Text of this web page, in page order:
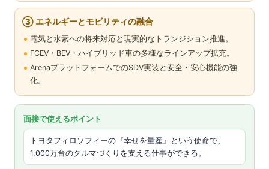
③ エネルギーとモビリティの融合
電気と水素への将来対応と現実的なトランジション推進。
FCEV・BEV・ハイブリッド車の多様なラインアップ拡充。
ArenaプラットフォームでのSDV実装と安全・安心機能の強
化。
面接で使えるポイント
トヨタフィロソフィーの『幸せを量産』という使命で、
1,000万台のクルマづくりを支える仕事ができる。